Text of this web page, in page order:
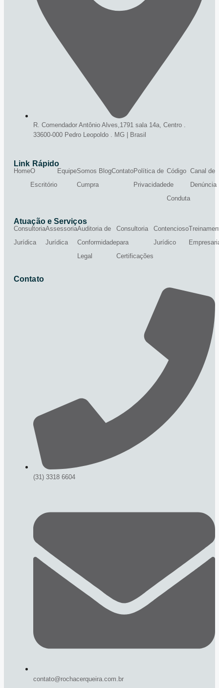
R. Comendador Antônio Alves,1791 sala 14a, Centro .
33600-000 Pedro Leopoldo . MG | Brasil
Link Rápido
HomeO
Escritório
EquipeSomos
Cumpra
BlogContatoPolítica de
Privacidade
Código
de
Conduta
Canal de
Denúncia
Atuação e Serviços
Consultoria
Jurídica
Assessoria
Jurídica
Auditoria de
Conformidade
Legal
Consultoria
para
Certificações
Contencioso
Jurídico
Contato
(31) 3318 6604
contato@rochacerqueira.com.br